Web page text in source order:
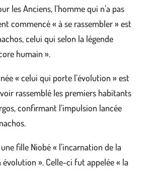
les Anciens, l’homme qui n’a pas
commencé « à se rassembler » est
celui qui selon la légende
humain ».
« celui qui porte l’évolution » est
rassemblé les premiers habitants
confirmant l’impulsion lancée
fille Niobé « l’incarnation de la
évolution ». Celle-ci fut appelée « la